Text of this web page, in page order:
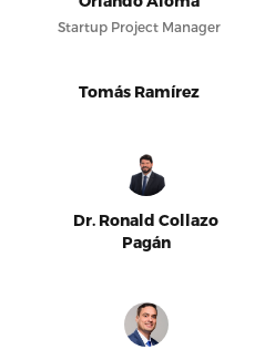
Startup Project Manager
Tomás Ramírez
Dr. Ronald Collazo
Pagán